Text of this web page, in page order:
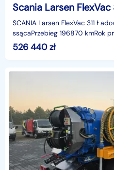
SCANIA Larsen FlexVac 311 Ładowarka próżniowa
ssącaPrzebieg 196870 kmRok
2009VIDEOhttps://
v=SHGFkNEd4eAWydajność
526 440zł